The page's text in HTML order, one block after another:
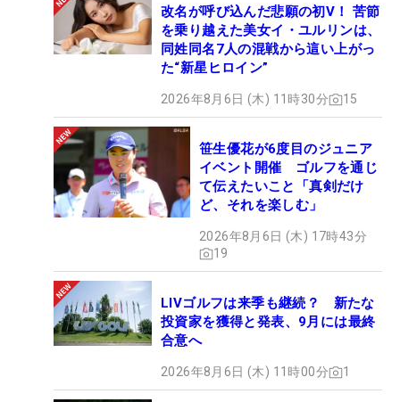
改名が呼び込んだ悲願の初V！ 苦節
を乗り越えた美女イ・ユルリンは、
同姓同名7人の混戦から這い上がっ
た“新星ヒロイン”
2026年8月6日 (木) 11時30分 15
笹生優花が6度目のジュニア
イベント開催 ゴルフを通じ
て伝えたいこと「真剣だけ
ど、それを楽しむ」
2026年8月6日 (木) 17時43分
19
LIVゴルフは来季も継続？ 新たな
投資家を獲得と発表、9月には最終
合意へ
2026年8月6日 (木) 11時00分 1